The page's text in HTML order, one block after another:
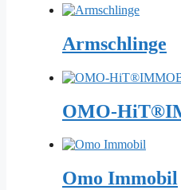
Armschlinge
OMO-
Omo Immobil